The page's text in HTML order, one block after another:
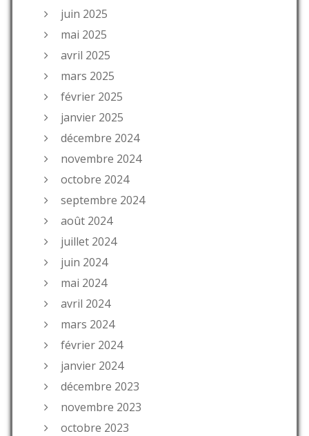
juin 2025
mai 2025
avril 2025
mars 2025
février 2025
janvier 2025
décembre 2024
novembre 2024
octobre 2024
septembre 2024
août 2024
juillet 2024
juin 2024
mai 2024
avril 2024
mars 2024
février 2024
janvier 2024
décembre 2023
novembre 2023
octobre 2023